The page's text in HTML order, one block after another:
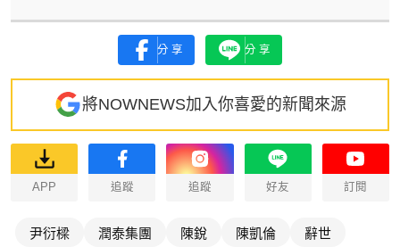
分享 分享
將NOWNEWS加入你喜愛的新聞來源
APP 追蹤 追蹤 好友 訂閱
尹衍樑 潤泰集團 陳銳 陳凱倫 辭世